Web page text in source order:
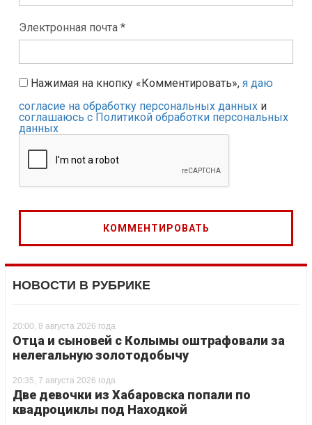
Электронная почта *
Нажимая на кнопку «Комментировать», я даю
согласие на обработку персональных данных и
соглашаюсь с Политикой обработки персональных
данных
НОВОСТИ В РУБРИКЕ
20:00, 8 августа 2026 года
Отца и сыновей с Колымы оштрафовали за
нелегальную золотодобычу
20:35, 7 августа 2026 года
Две девочки из Хабаровска попали по
квадроциклы под Находкой